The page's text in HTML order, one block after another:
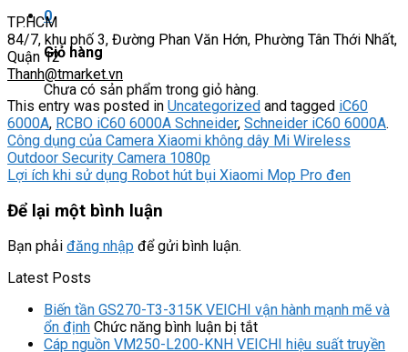
0
Giỏ hàng
Chưa có sản phẩm trong giỏ hàng.
TP.HCM
84/7, khu phố 3, Đường Phan Văn Hớn, Phường Tân Thới Nhất,
Quận 12
Thanh@tmarket.vn
This entry was posted in Uncategorized and tagged iC60
6000A, RCBO iC60 6000A Schneider, Schneider iC60 6000A.
Công dụng của Camera Xiaomi không dây Mi Wireless
Outdoor Security Camera 1080p
Lợi ích khi sử dụng Robot hút bụi Xiaomi Mop Pro đen
Để lại một bình luận
Bạn phải đăng nhập để gửi bình luận.
Latest Posts
Biến tần GS270-T3-315K VEICHI vận hành mạnh mẽ và
ổn định Chức năng bình luận bị tắtở
Biến
Cáp nguồn VM250-L200-KNH VEICHI hiệu suất truyền